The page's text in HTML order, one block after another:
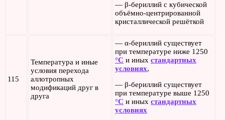
— β-бериллий с кубической
объёмно-центрированной
кристаллической решёткой
115
Температура и иные
условия перехода
аллотропных
модификаций друг в
друга
— α-бериллий существует
при температуре ниже 1250
°C и иных стандартных
условиях,
— β-бериллий существует
при температуре выше 1250
°C и иных стандартных
условиях